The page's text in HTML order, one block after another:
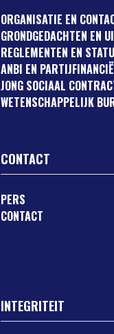
ORGANISATIE EN
GRONDGEDACHTEN EN
REGLEMENTEN EN
ANBI EN
JONG SOCIAAL
WETENSCHAPPELIJK
CONTACT
PERS
CONTACT
INTEGRITEIT